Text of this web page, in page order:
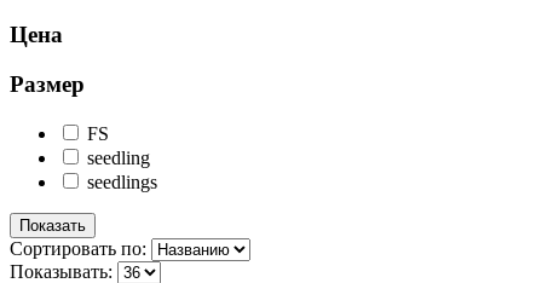
Цена
Размер
FS
seedling
seedlings
Сортировать по:
Показывать: